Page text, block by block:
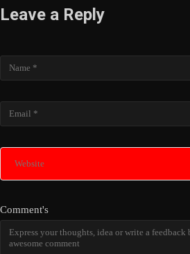
Leave a Reply
Comment's